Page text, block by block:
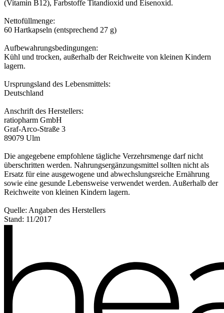
(Vitamin B12), Farbstoffe Titandioxid und Eisenoxid.
Nettofüllmenge:
60 Hartkapseln (entsprechend 27 g)
Aufbewahrungsbedingungen:
Kühl und trocken, außerhalb der Reichweite von kleinen Kindern
lagern.
Ursprungsland des Lebensmittels:
Deutschland
Anschrift des Herstellers:
ratiopharm GmbH
Graf-Arco-Straße 3
89079 Ulm
Die angegebene empfohlene tägliche Verzehrsmenge darf nicht
überschritten werden. Nahrungsergänzungsmittel sollten nicht als
Ersatz für eine ausgewogene und abwechslungsreiche Ernährung
sowie eine gesunde Lebensweise verwendet werden. Außerhalb der
Reichweite von kleinen Kindern lagern.
Quelle: Angaben des Herstellers
Stand: 11/2017